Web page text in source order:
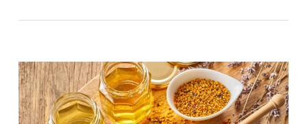
У кошику немає товарів.
Go To Shop